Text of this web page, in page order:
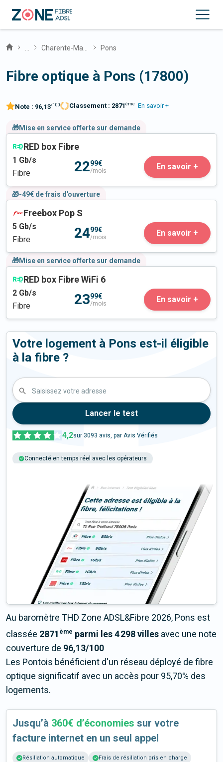
Pons
Fibre optique à Pons (17800)
Note : 96,13/100 Classement : 2871 ème En savoir +
🎁Mise en service offerte sur demande
RED box Fibre
1 Gb/s
Fibre
2299€
/mois En savoir +
🎁-49€ de frais d'ouverture
Freebox Pop S
5 Gb/s
Fibre
2499€
/mois En savoir +
🎁Mise en service offerte sur demande
RED box Fibre WiFi 6
2 Gb/s
Fibre
2399€
/mois En savoir +
Votre logement à Pons est-il éligible
à la fibre ?
Saisissez votre adresse
Lancer le test
4,2sur 3093 avis, par Avis Vérifiés
Connecté en temps réel avec les opérateurs
Au baromètre THD Zone ADSL&Fibre 2026, Pons est
classée 2871 ème parmi les 4 298 villes avec une note
couverture de 96,13/100
Les Pontois bénéficient d'un réseau déployé de fibre
optique significatif avec un accès pour 95,70% des
logements.
Jusqu’à 360€ d’économies sur votre
facture internet en un seul appel
Résiliation automatique
Frais de résiliation pris en charge